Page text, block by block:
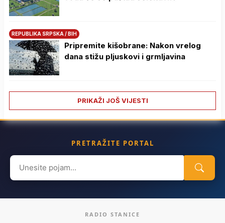
REPUBLIKA SRPSKA / BIH
Pripremite kišobrane: Nakon vrelog
dana stižu pljuskovi i grmljavina
PRIKAŽI JOŠ VIJESTI
PRETRAŽITE PORTAL
Search
for:
RADIO STANICE